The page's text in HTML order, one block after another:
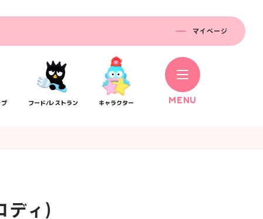
マイページ
MENU
フード/レストラン キャラクター
ディ)